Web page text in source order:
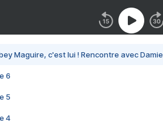
Maguire, c'est lui ! Rencontre avec
6
5
4